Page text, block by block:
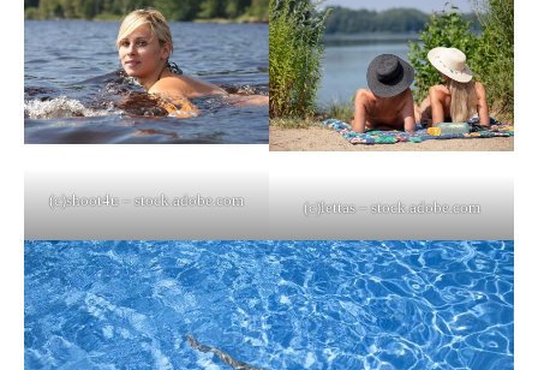
(c)shoot4u – stock.adobe.com (c)lettas – stock.adobe.com